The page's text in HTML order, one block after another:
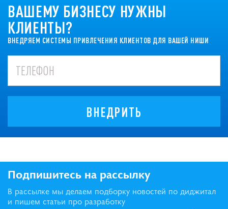
ВАШЕМУ БИЗНЕСУ НУЖНЫ
КЛИЕНТЫ?
ВНЕДРЯЕМ СИСТЕМЫ ПРИВЛЕЧЕНИЯ КЛИЕНТОВ ДЛЯ ВАШЕЙ НИШИ
ВНЕДРИТЬ
Подпишитесь на рассылку
В рассылке мы делаем подборку новостей по диджитал
и пишем статьи про разработку